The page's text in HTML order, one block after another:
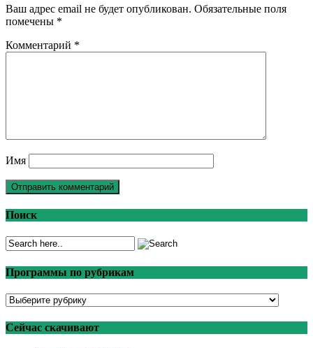
Ваш адрес email не будет опубликован. Обязательные поля
помечены *
Комментарий *
Имя
Поиск
Программы по рубрикам
Программы
рубрикам
Сейчас скачивают